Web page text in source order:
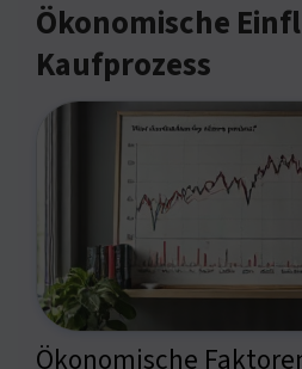
Ökonomische
Kaufprozess
Ökonomische